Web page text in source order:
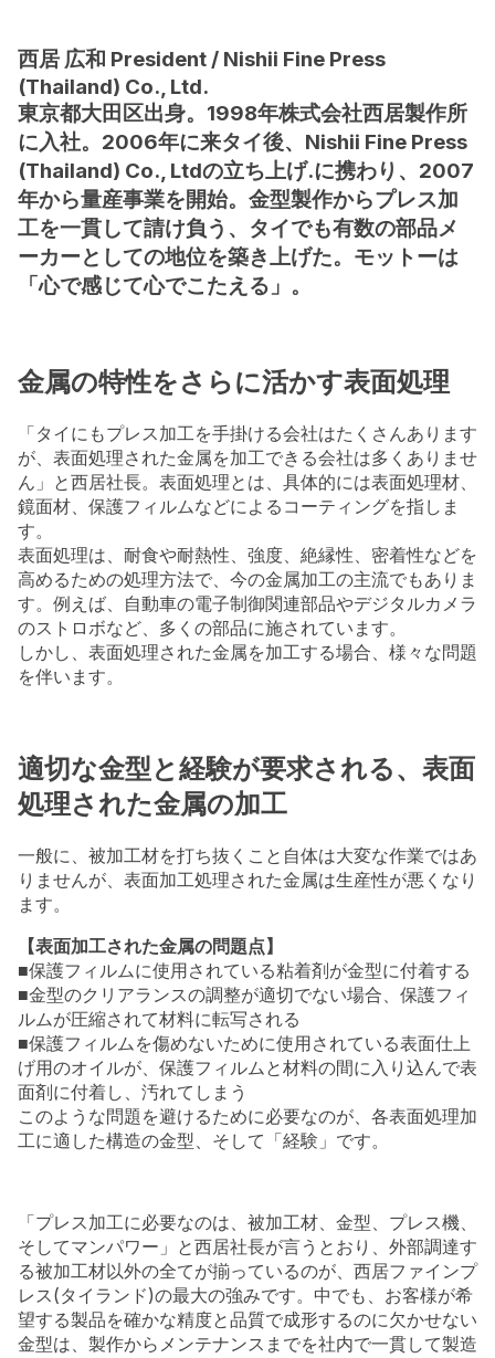
西居 広和 President / Nishii Fine Press
(Thailand) Co., Ltd.
東京都大田区出身。1998年株式会社西居製作所
に入社。2006年に来タイ後、Nishii Fine Press
(Thailand) Co., Ltdの立ち上げ.に携わり、2007
年から量産事業を開始。金型製作からプレス加
工を一貫して請け負う、タイでも有数の部品メ
ーカーとしての地位を築き上げた。モットーは
「心で感じて心でこたえる」。
金属の特性をさらに活かす表面処理
「タイにもプレス加工を手掛ける会社はたくさんあります
が、表面処理された金属を加工できる会社は多くありませ
ん」と西居社長。表面処理とは、具体的には表面処理材、
鏡面材、保護フィルムなどによるコーティングを指しま
す。
表面処理は、耐食や耐熱性、強度、絶縁性、密着性などを
高めるための処理方法で、今の金属加工の主流でもありま
す。例えば、自動車の電子制御関連部品やデジタルカメラ
のストロボなど、多くの部品に施されています。
しかし、表面処理された金属を加工する場合、様々な問題
を伴います。
適切な金型と経験が要求される、表面
処理された金属の加工
一般に、被加工材を打ち抜くこと自体は大変な作業ではあ
りませんが、表面加工処理された金属は生産性が悪くなり
ます。
【表面加工された金属の問題点】
■保護フィルムに使用されている粘着剤が金型に付着する
■金型のクリアランスの調整が適切でない場合、保護フィ
ルムが圧縮されて材料に転写される
■保護フィルムを傷めないために使用されている表面仕上
げ用のオイルが、保護フィルムと材料の間に入り込んで表
面剤に付着し、汚れてしまう
このような問題を避けるために必要なのが、各表面処理加
工に適した構造の金型、そして「経験」です。
「プレス加工に必要なのは、被加工材、金型、プレス機、
そしてマンパワー」と西居社長が言うとおり、外部調達す
る被加工材以外の全てが揃っているのが、西居ファインプ
レス(タイランド)の最大の強みです。中でも、お客様が希
望する製品を確かな精度と品質で成形するのに欠かせない
金型は、製作からメンテナンスまでを社内で一貫して製造